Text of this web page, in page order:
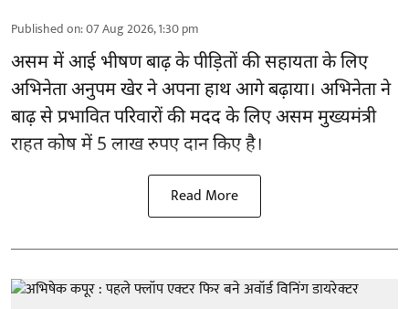
Published on:07 Aug 2026, 1:30 pm
असम में आई भीषण बाढ़ केपीड़ितों की सहायताके लिए
अभिनेता अनुपम खेर ने अपना हाथ आगे बढ़ाया। अभिनेता ने
बाढ़ से प्रभावित परिवारों की मदद के लिए असम मुख्यमंत्री
राहत कोष में 5 लाख रुपए दान किए है।
Read More